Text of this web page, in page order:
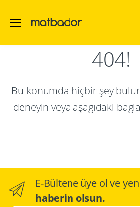
404!
Bu konumda hiçbir şey
deneyin veya aşağıdaki
E-Bültene üye ol ve
haberin olsun.